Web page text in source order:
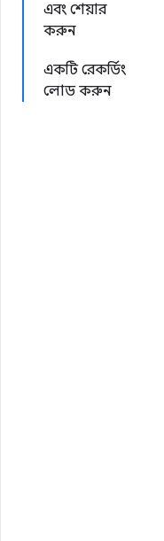
এবং শেয়ার
করুন
একটি রেকর্ডিং
লোড করুন